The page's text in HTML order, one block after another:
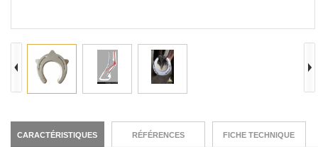
CARACTÉRISTIQUES RÉFÉRENCES FICHE TECHNIQUE